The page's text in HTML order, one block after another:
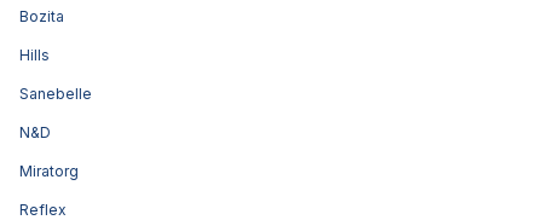
Bozita
Hills
Sanebelle
N&D
Miratorg
Reflex